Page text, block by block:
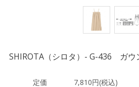
SHIROTA（シロタ）- G-436 ガウ
定価 7,810円(税込)